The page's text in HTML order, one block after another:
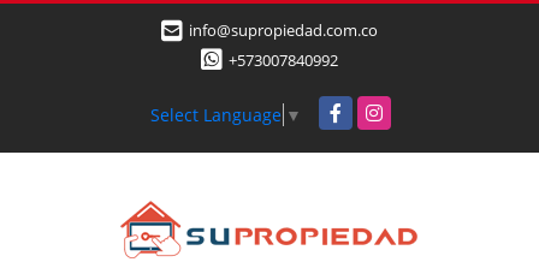
info@supropiedad.com.co
+573007840992
Select Language ▼ FacebookInstagram